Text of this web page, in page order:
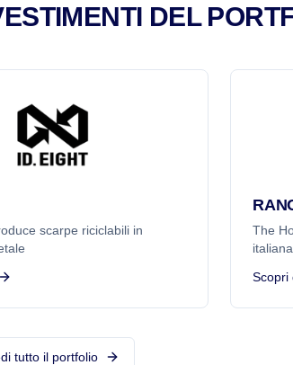
DEL
scarpe riciclabili in
The
Scopri
tutto il portfolio